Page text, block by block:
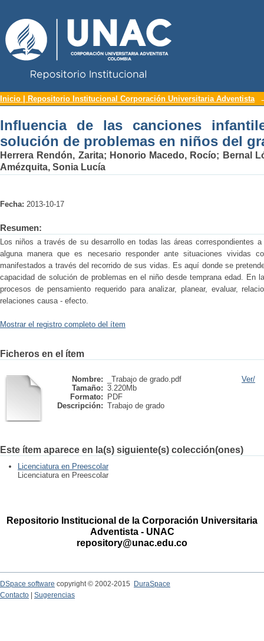
Influencia de las canciones
Inicio | Repositorio Institucional Corporación Universitaria Adventista
Influencia de las canciones
solución de problemas en niños del
Herrera Rendón, Zarita; Honorio Macedo, Rocío; Bernal
Amézquita, Sonia Lucía
Fecha: 2013-10-17
Resumen:
Los niños a través de su desarrollo en todas las áreas correspondientes
alguna manera que es necesario responder ante situaciones vividas
manifestados a través del recorrido de sus vidas. Es aquí donde se
capacidad de solución de problemas en el niño desde temprana edad. En
procesos de pensamiento requerido para analizar, planear, evaluar,
relaciones causa - efecto.
Mostrar el registro completo del ítem
Ficheros en el ítem
Nombre:
_Trabajo de grado.pdf
Tamaño: 3.220Mb
Formato:
PDF
Descripción: Trabajo de grado
Ver/
Este ítem aparece en la(s) siguiente(s) colección(ones)
Licenciatura en Preescolar
Licenciatura en Preescolar
Repositorio Institucional de la Corporación Universitaria
Adventista - UNAC
repository@unac.edu.co
DSpace software copyright © 2002-2015
DuraSpace
Contacto
Sugerencias